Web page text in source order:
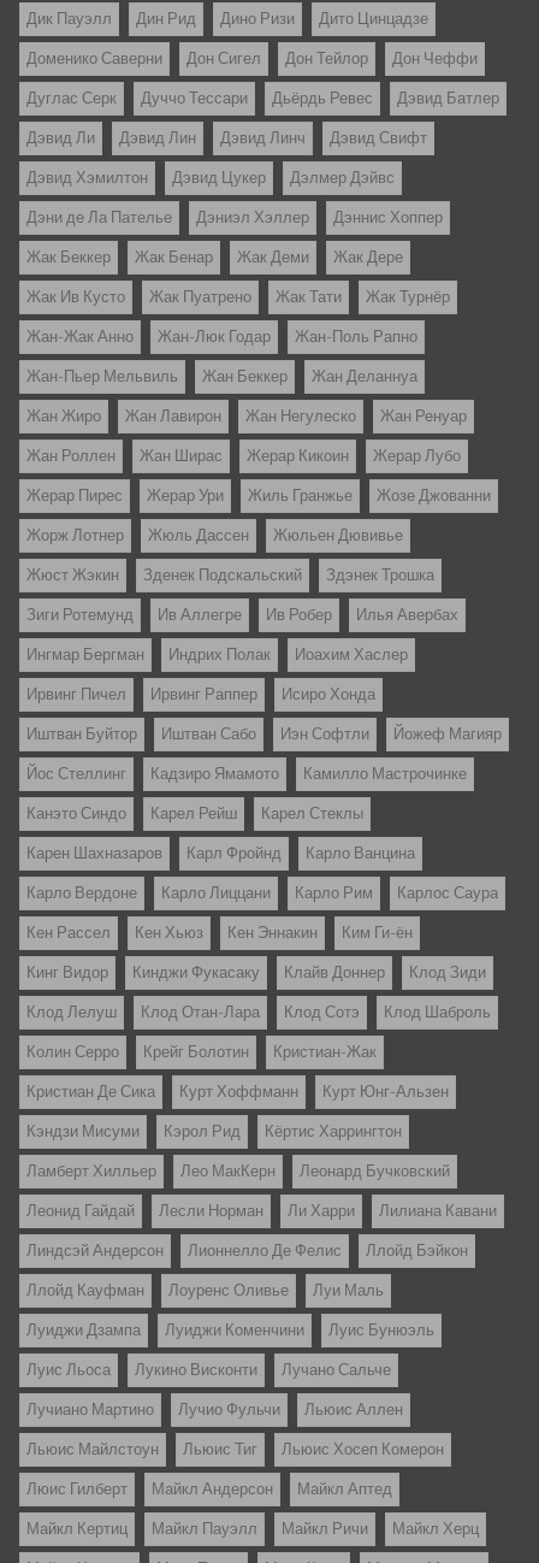
Дик Пауэлл Дин Рид Дино Ризи Дито Цинцадзе
Доменико Саверни Дон Сигел Дон Тейлор Дон Чеффи
Дуглас Серк Дуччо Тессари Дьёрдь Ревес Дэвид Батлер
Дэвид Ли Дэвид Лин Дэвид Линч Дэвид Свифт
Дэвид Хэмилтон Дэвид Цукер Дэлмер Дэйвс
Дэни де Ла Пателье Дэниэл Хэллер Дэннис Хоппер
Жак Беккер Жак Бенар Жак Деми Жак Дере
Жак Ив Кусто Жак Пуатрено Жак Тати Жак Турнёр
Жан-Жак Анно Жан-Люк Годар Жан-Поль Рапно
Жан-Пьер Мельвиль Жан Беккер Жан Деланнуа
Жан Жиро Жан Лавирон Жан Негулеско Жан Ренуар
Жан Роллен Жан Ширас Жерар Кикоин Жерар Лубо
Жерар Пирес Жерар Ури Жиль Гранжье Жозе Джованни
Жорж Лотнер Жюль Дассен Жюльен Дювивье
Жюст Жэкин Зденек Подскальский Здэнек Трошка
Зиги Ротемунд Ив Аллегре Ив Робер Илья Авербах
Ингмар Бергман Индрих Полак Иоахим Хаслер
Ирвинг Пичел Ирвинг Раппер Исиро Хонда
Иштван Буйтор Иштван Сабо Иэн Софтли Йожеф Магияр
Йос Стеллинг Кадзиро Ямамото Камилло Мастрочинке
Канэто Синдо Карел Рейш Карел Стеклы
Карен Шахназаров Карл Фройнд Карло Ванцина
Карло Вердоне Карло Лиццани Карло Рим Карлос Саура
Кен Рассел Кен Хьюз Кен Эннакин Ким Ги-ён
Кинг Видор Кинджи Фукасаку Клайв Доннер Клод Зиди
Клод Лелуш Клод Отан-Лара Клод Сотэ Клод Шаброль
Колин Серро Крейг Болотин Кристиан-Жак
Кристиан Де Сика Курт Хоффманн Курт Юнг-Альзен
Кэндзи Мисуми Кэрол Рид Кёртис Харрингтон
Ламберт Хилльер Лео МакКерн Леонард Бучковский
Леонид Гайдай Лесли Норман Ли Харри Лилиана Кавани
Линдсэй Андерсон Лионнелло Де Фелис Ллойд Бэйкон
Ллойд Кауфман Лоуренс Оливье Луи Маль
Луиджи Дзампа Луиджи Коменчини Луис Бунюэль
Луис Льоса Лукино Висконти Лучано Сальче
Лучиано Мартино Лучио Фульчи Льюис Аллен
Льюис Майлстоун Льюис Тиг Льюис Хосеп Комерон
Люис Гилберт Майкл Андерсон Майкл Аптед
Майкл Кертиц Майкл Пауэлл Майкл Ричи Майкл Херц